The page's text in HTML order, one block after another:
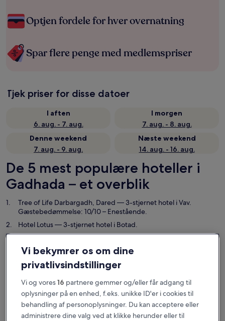
Optjen fordele for hver overnatning
Spar flere penge med medlemspriser
Tjek priser for disse datoer
I aften
6. aug. - 7. aug.
I morgen
7. aug. - 8. aug.
Denne weekend
7. aug. - 9. aug.
Næste weekend
14. aug. - 16. aug.
De 5 mest populære hoteller i
Gadhada – et overblik
Tree of Life Darbargadh, Dared — 3-stjernet hotel i Vav.
Gæstebedømmelse: 10/10 – Enestående.
Hotel Lotus— 3-stjernet hotel i Botad.
Hotel Kesharinandan— 2-stjernet hotel i Barwala.
Gæstebedømmelse: 10/10 – Enestående.
Hotel Sunrise
— 3-stjernet hotel i Jasdan.
Lords SKD Resort Salangpur— 3-stjernet hotel i Barwala.
Hvor skal du overnatte i
Gadhada?
Vi bekymrer os om dine
privatlivsindstillinger
Vi og vores16 partnere gemmer og/eller får adgang til
oplysninger på en enhed, f.eks. unikke ID'er i cookies til
behandling af personoplysninger. Du kan acceptere eller
administrere dine valg ved at klikke herunder eller til